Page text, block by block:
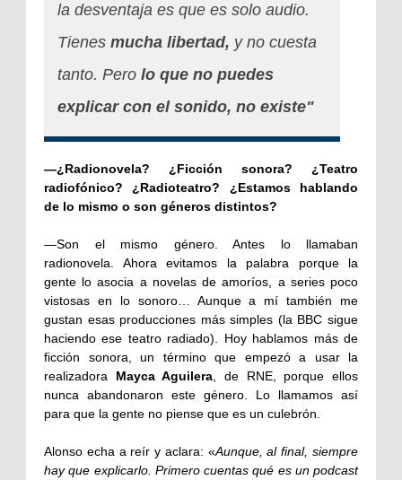
la desventaja es que es solo audio.
Tienes mucha libertad, y no cuesta
tanto. Pero lo que no puedes
explicar con el sonido, no existe"
—¿Radionovela? ¿Ficción sonora? ¿Teatro
radiofónico? ¿Radioteatro? ¿Estamos hablando
de lo mismo o son géneros distintos?
—Son el mismo género. Antes lo llamaban
radionovela. Ahora evitamos la palabra porque la
gente lo asocia a novelas de amoríos, a series poco
vistosas en lo sonoro… Aunque a mí también me
gustan esas producciones más simples (la BBC sigue
haciendo ese teatro radiado). Hoy hablamos más de
ficción sonora, un término que empezó a usar la
realizadora Mayca Aguilera, de RNE, porque ellos
nunca abandonaron este género. Lo llamamos así
para que la gente no piense que es un culebrón.
Alonso echa a reír y aclara: «Aunque, al final, siempre
hay que explicarlo. Primero cuentas qué es un podcast